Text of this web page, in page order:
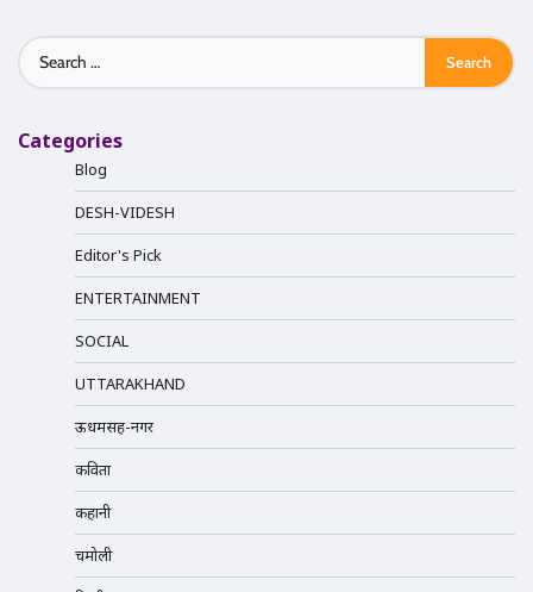
Search
for:
Categories
Blog
DESH-VIDESH
Editor's Pick
ENTERTAINMENT
SOCIAL
UTTARAKHAND
ऊधमसिंह-नगर
कविता
कहानी
चमोली